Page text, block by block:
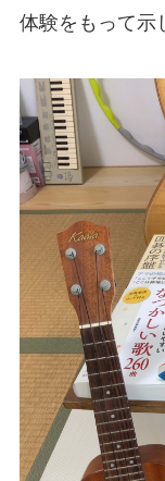
体験をもって示